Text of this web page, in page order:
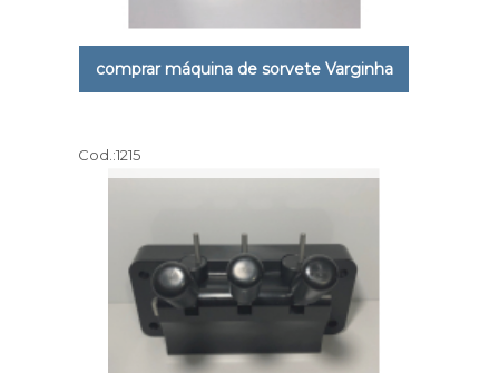
comprar máquina de sorvete Varginha
Cod.:1215